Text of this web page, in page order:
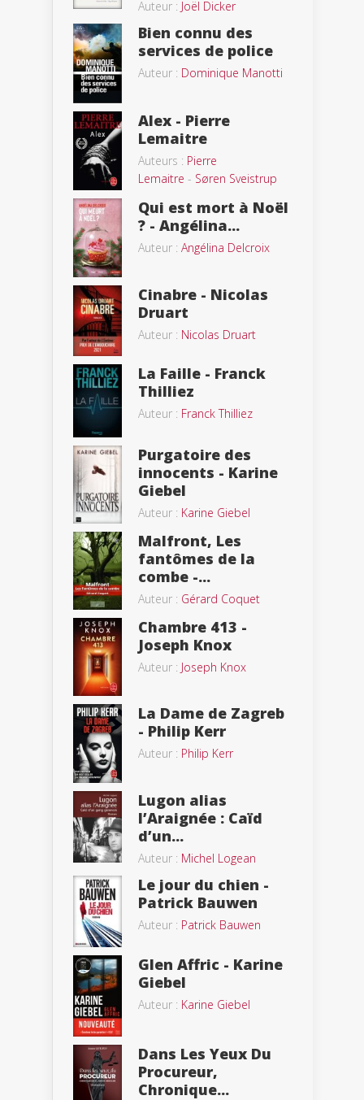
Auteur : Joël Dicker
Bien connu des
services de police
Auteur : Dominique Manotti
Alex - Pierre
Lemaitre
Auteurs : Pierre
Lemaitre - Søren Sveistrup
Qui est mort à Noël
? - Angélina...
Auteur : Angélina Delcroix
Cinabre - Nicolas
Druart
Auteur : Nicolas Druart
La Faille - Franck
Thilliez
Auteur : Franck Thilliez
Purgatoire des
innocents - Karine
Giebel
Auteur : Karine Giebel
Malfront, Les
fantômes de la
combe -...
Auteur : Gérard Coquet
Chambre 413 -
Joseph Knox
Auteur : Joseph Knox
La Dame de Zagreb
- Philip Kerr
Auteur : Philip Kerr
Lugon alias
l’Araignée : Caïd
d’un...
Auteur : Michel Logean
Le jour du chien -
Patrick Bauwen
Auteur : Patrick Bauwen
Glen Affric - Karine
Giebel
Auteur : Karine Giebel
Dans Les Yeux Du
Procureur,
Chronique...